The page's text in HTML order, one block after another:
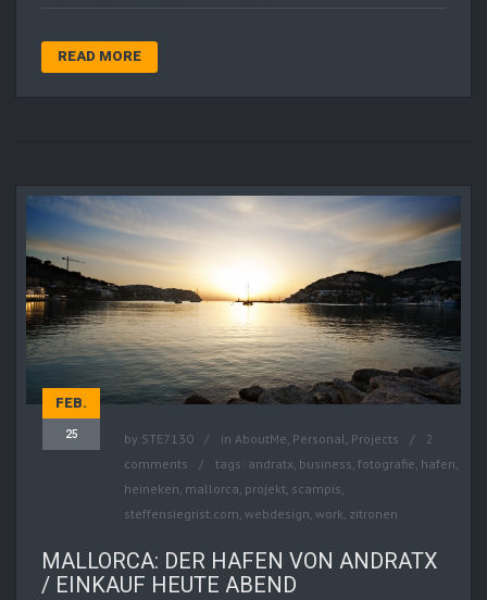
READ MORE
FEB.
25 by STE7130 in AboutMe, Personal, Projects
2
comments
tags: andratx, business, fotografie, hafen,
heineken, mallorca, projekt, scampis,
steffensiegrist.com, webdesign, work, zitronen
MALLORCA: DER HAFEN VON ANDRATX
/ EINKAUF HEUTE ABEND